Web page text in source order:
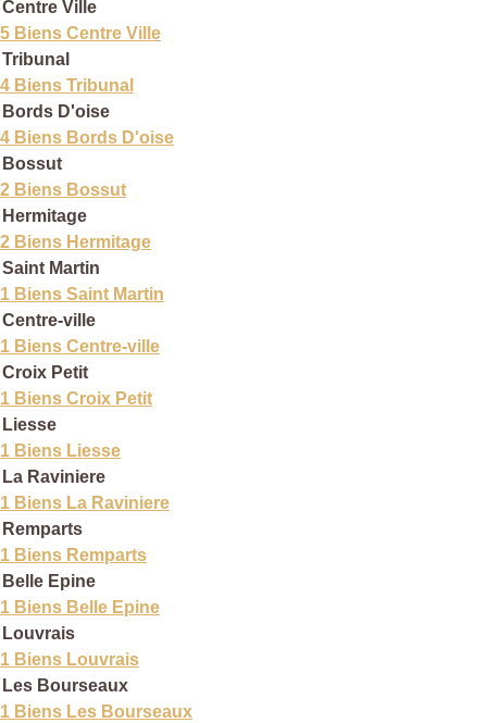
Centre Ville
5 Biens Centre Ville
Tribunal
4 Biens Tribunal
Bords D'oise
4 Biens Bords D'oise
Bossut
2 Biens Bossut
Hermitage
2 Biens Hermitage
Saint Martin
1 Biens Saint Martin
Centre-ville
1 Biens Centre-ville
Croix Petit
1 Biens Croix Petit
Liesse
1 Biens Liesse
La Raviniere
1 Biens La Raviniere
Remparts
1 Biens Remparts
Belle Epine
1 Biens Belle Epine
Louvrais
1 Biens Louvrais
Les Bourseaux
1 Biens Les Bourseaux